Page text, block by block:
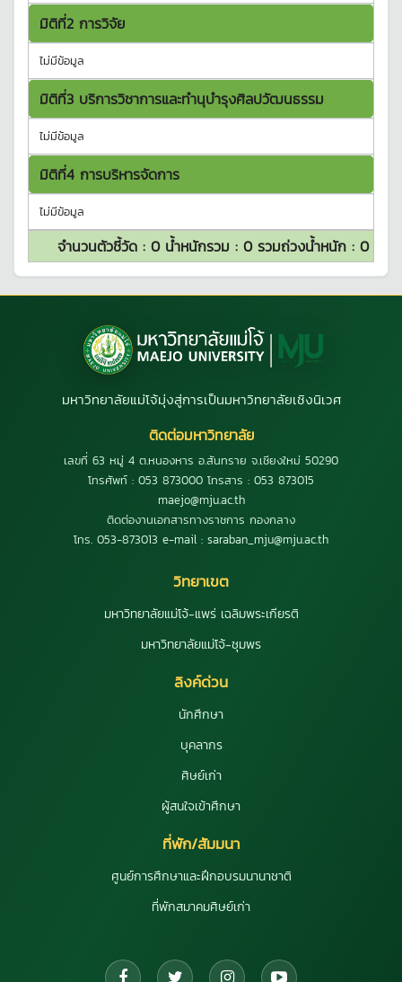
มิติที่2 การวิจัย
ไม่มีข้อมูล
มิติที่3 บริการวิชาการและทำนุบำรุงศิลปวัฒนธรรม
ไม่มีข้อมูล
มิติที่4 การบริหารจัดการ
ไม่มีข้อมูล
จำนวนตัวชี้วัด : 0 น้ำหนักรวม : 0 รวมถ่วงน้ำหนัก : 0
มหาวิทยาลัยแม่โจ้มุ่งสู่การเป็นมหาวิทยาลัยเชิงนิเวศ
ติดต่อมหาวิทยาลัย
เลขที่ 63 หมู่ 4 ต.หนองหาร อ.สันทราย จ.เชียงใหม่ 50290
โทรศัพท์ : 053 873000 โทรสาร : 053 873015
maejo@mju.ac.th
ติดต่องานเอกสารทางราชการ กองกลาง
โทร. 053-873013 e-mail : saraban_mju@mju.ac.th
วิทยาเขต
มหาวิทยาลัยแม่โจ้-แพร่ เฉลิมพระเกียรติ
มหาวิทยาลัยแม่โจ้-ชุมพร
ลิงค์ด่วน
นักศึกษา
บุคลากร
ศิษย์เก่า
ผู้สนใจเข้าศึกษา
ที่พัก/สัมมนา
ศูนย์การศึกษาและฝึกอบรมนานาชาติ
ที่พักสมาคมศิษย์เก่า